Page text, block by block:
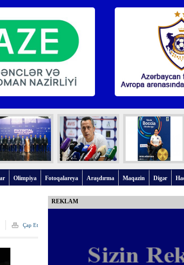
Olimpiya Fotoqalareya Araşdırma Maqazin Digər
REKLAM
Çap Et